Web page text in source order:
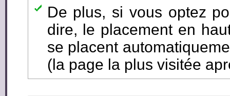
De plus, si vous optez
dire, le placement en
se placent
(la page la plus visitée